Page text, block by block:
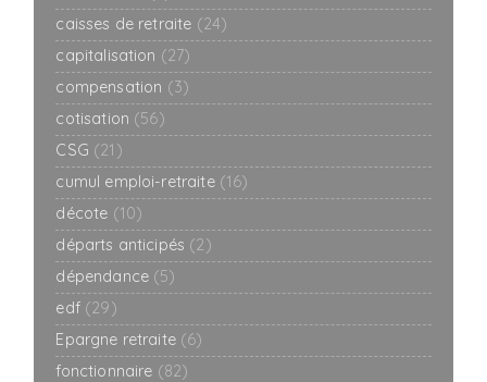
caisses de retraite (24)
capitalisation (27)
compensation (3)
cotisation (56)
CSG (21)
cumul emploi-retraite (16)
décote (10)
départs anticipés (2)
dépendance (5)
edf (29)
Epargne retraite (6)
fonctionnaire (82)